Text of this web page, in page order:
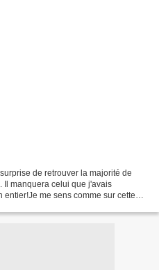
de retrouver la majorité de
Il manquera celui que j'avais
me sens comme sur cette